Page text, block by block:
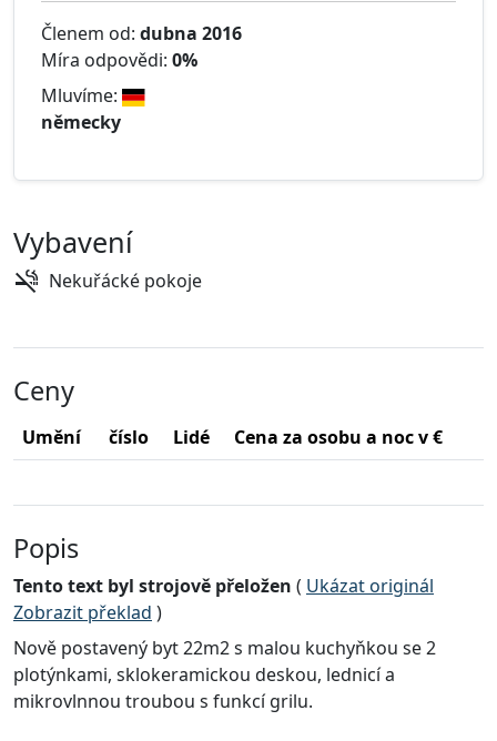
Členem od: dubna 2016
Míra odpovědi: 0%
Mluvíme:
německy
Vybavení
Nekuřácké pokoje
Ceny
Umění číslo Lidé Cena za osobu a noc v €
Popis
Tento text byl strojově přeložen ( Ukázat originál
Zobrazit překlad )
Nově postavený byt 22m2 s malou kuchyňkou se 2
plotýnkami, sklokeramickou deskou, lednicí a
mikrovlnnou troubou s funkcí grilu.